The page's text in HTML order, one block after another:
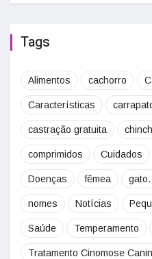
Tags
Alimentos cachorro
Características
castração gratuita
comprimidos Cuidados
Doenças fêmea gato.
nomes Notícias
Saúde Temperamento
Tratamento Cinomose